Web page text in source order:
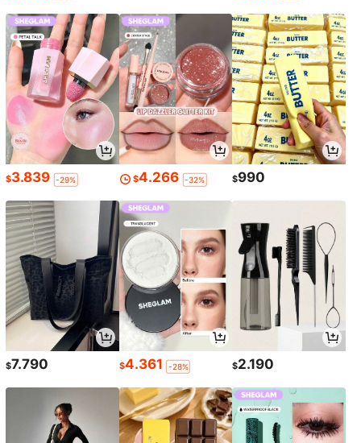
$3.839 -29% $4.266 -32% $990
$7.790 $4.361 -28% $2.190